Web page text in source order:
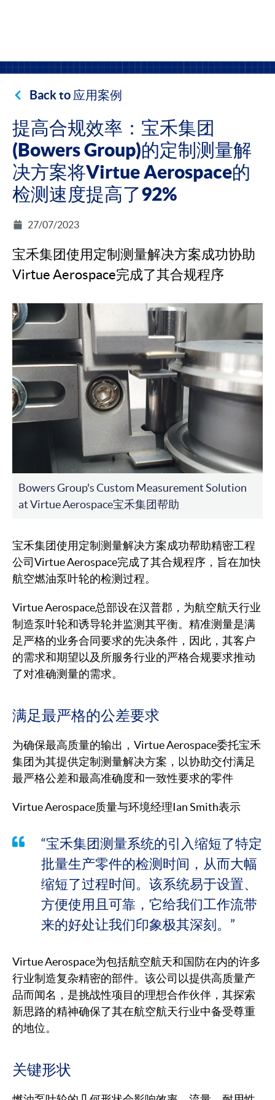
Back to 应用案例
提高合规效率：宝禾集团
(Bowers Group)的定制测量解
决方案将Virtue Aerospace的
检测速度提高了92%
27/07/2023
宝禾集团使用定制测量解决方案成功协助
Virtue Aerospace完成了其合规程序
Bowers Group's Custom Measurement Solution
at Virtue Aerospace宝禾集团帮助
宝禾集团使用定制测量解决方案成功帮助精密工程
公司Virtue Aerospace完成了其合规程序，旨在加快
航空燃油泵叶轮的检测过程。
Virtue Aerospace总部设在汉普郡，为航空航天行业
制造泵叶轮和诱导轮并监测其平衡。精准测量是满
足严格的业务合同要求的先决条件，因此，其客户
的需求和期望以及所服务行业的严格合规要求推动
了对准确测量的需求。
满足最严格的公差要求
为确保最高质量的输出，Virtue Aerospace委托宝禾
集团为其提供定制测量解决方案，以协助交付满足
最严格公差和最高准确度和一致性要求的零件
Virtue Aerospace质量与环境经理Ian Smith表示
“宝禾集团测量系统的引入缩短了特定
批量生产零件的检测时间，从而大幅
缩短了过程时间。该系统易于设置、
方便使用且可靠，它给我们工作流带
来的好处让我们印象极其深刻。”
Virtue Aerospace为包括航空航天和国防在内的许多
行业制造复杂精密的部件。该公司以提供高质量产
品而闻名，是挑战性项目的理想合作伙伴，其探索
新思路的精神确保了其在航空航天行业中备受尊重
的地位。
关键形状